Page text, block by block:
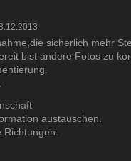
sicherlich mehr
bist andere Fotos zu
austauschen.